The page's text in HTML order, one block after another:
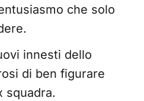
che solo
innesti dello
di ben figurare
squadra.